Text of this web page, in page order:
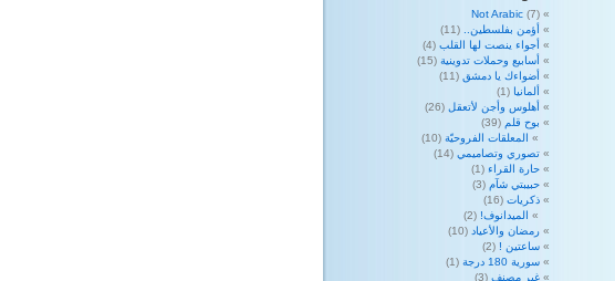
Not Arabic (7)
أؤمن بفلسطين..
(11)
أجواء ينصت لها القلب (4)
أسابيع وحملات تدوينية (15)
أضواءك يا دمشق (11)
ألمانيا (1)
أهلوس وأجن لأتعقل (26)
بوح قلم (39)
المعلقات الفروحيّة (10)
تصوري وتصاميمي (14)
حارة القراء (1)
حبيبتي شآم (3)
ذكريات (16)
الميدانوف! (2)
رمضان والأعياد (10)
ساعتين ! (2)
سورية 180 درجة
(1)
غير مصنف (3)